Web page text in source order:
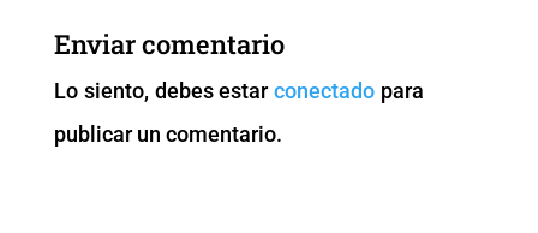
b
o
o
k
A
p
p k
er
Enviar comentario
Lo siento, debes estarconectado para
publicar un comentario.